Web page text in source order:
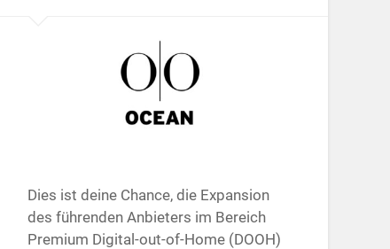
Dies ist deine Chance, die Expansion
des führenden Anbieters im Bereich
Premium Digital-out-of-Home (DOOH)